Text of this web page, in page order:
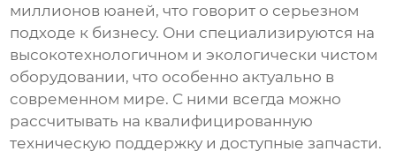
миллионов юаней, что говорит о серьезном
подходе к бизнесу. Они специализируются на
высокотехнологичном и экологически чистом
оборудовании, что особенно актуально в
современном мире. С ними всегда можно
рассчитывать на квалифицированную
техническую поддержку и доступные запчасти.